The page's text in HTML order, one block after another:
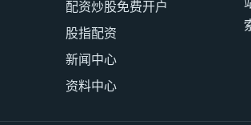
配资炒股免费开户
股指配资
新闻中心
资料中心